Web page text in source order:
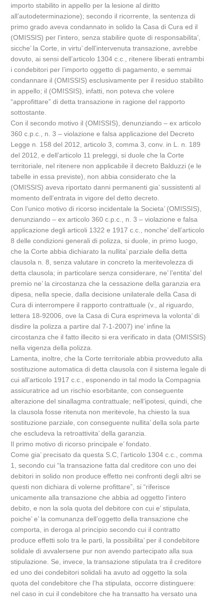
importo stabilito in appello per la lesione al diritto
all’autodeterminazione); secondo il ricorrente, la sentenza di
primo grado aveva condannato in solido la Casa di Cura ed il
(OMISSIS) per l’intero, senza stabilire quote di responsabilita’,
sicche’ la Corte, in virtu’ dell’intervenuta transazione, avrebbe
dovuto, ai sensi dell’articolo 1304 c.c., ritenere liberati entrambi
i condebitori per l’importo oggetto di pagamento, e semmai
condannare il (OMISSIS) esclusivamente per il residuo stabilito
in appello; il (OMISSIS), infatti, non poteva che volere
“approfittare” di detta transazione in ragione del rapporto
sottostante.
Con il secondo motivo il (OMISSIS), denunziando – ex articolo
360 c.p.c., n. 3 – violazione e falsa applicazione del Decreto
Legge n. 158 del 2012, articolo 3, comma 3, conv. in L. n. 189
del 2012, e dell’articolo 11 preleggi, si duole che la Corte
territoriale, nel ritenere non applicabile il decreto Balduzzi (e le
tabelle in essa previste), non abbia considerato che la
(OMISSIS) aveva riportato danni permanenti gia’ sussistenti al
momento dell’entrata in vigore del detto decreto.
Con l’unico motivo di ricorso incidentale la Societa’ (OMISSIS),
denunziando – ex articolo 360 c.p.c., n. 3 – violazione e falsa
applicazione degli articoli 1322 e 1917 c.c., nonche’ dell’articolo
8 delle condizioni generali di polizza, si duole, in primo luogo,
che la Corte abbia dichiarato la nullita’ parziale della detta
clausola n. 8, senza valutare in concreto la meritevolezza di
detta clausola; in particolare senza considerare, ne’ l’entita’ del
premio ne’ la circostanza che la cessazione della garanzia era
dipesa, nella specie, dalla decisione unilaterale della Casa di
Cura di interrompere il rapporto contrattuale (v., al riguardo,
lettera 18-92006, ove la Casa di Cura esprimeva la volonta’ di
disdire la polizza a partire dal 7-1-2007) ine’ infine la
circostanza che il fatto illecito si era verificato in data (OMISSIS)
nella vigenza della polizza.
Lamenta, inoltre, che la Corte territoriale abbia provveduto alla
sostituzione automatica di detta clausola con il sistema legale di
cui all’articolo 1917 c.c., esponendo in tal modo la Compagnia
assicuratrice ad un rischio esorbitante, con conseguente
alterazione del sinallagma contrattuale; nell’ipotesi, quindi, che
la clausola fosse ritenuta non meritevole, ha chiesto la sua
sostituzione parziale, con conseguente nullita’ della sola parte
che escludeva la retroattivita’ della garanzia.
Il primo motivo di ricorso principale e’ fondato.
Come gia’ precisato da questa S.C, l’articolo 1304 c.c., comma
1, secondo cui “la transazione fatta dal creditore con uno dei
debitori in solido non produce effetto nei confronti degli altri se
questi non dichiara di volerne profittare”, si “riferisce
unicamente alla transazione che abbia ad oggetto l’intero
debito, e non la sola quota del debitore con cui e’ stipulata,
poiche’ e’ la comunanza dell’oggetto della transazione che
comporta, in deroga al principio secondo cui il contratto
produce effetti solo tra le parti, la possibilita’ per il condebitore
solidale di avvalersene pur non avendo partecipato alla sua
stipulazione. Se, invece, la transazione stipulata tra il creditore
ed uno dei condebitori solidali ha avuto ad oggetto la sola
quota del condebitore che l’ha stipulata, occorre distinguere:
nel caso in cui il condebitore che ha transatto ha versato una